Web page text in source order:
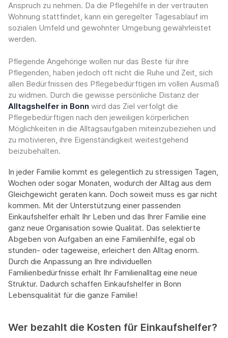
Anspruch zu nehmen. Da die Pflegehilfe in der vertrauten
Wohnung stattfindet, kann ein geregelter Tagesablauf im
sozialen Umfeld und gewohnter Umgebung gewährleistet
werden.
Pflegende Angehörige wollen nur das Beste für ihre
Pflegenden, haben jedoch oft nicht die Ruhe und Zeit, sich
allen Bedürfnissen des Pflegebedürftigen im vollen Ausmaß
zu widmen. Durch die gewisse persönliche Distanz der
Alltagshelfer in Bonn wird das Ziel verfolgt die
Pflegebedürftigen nach den jeweiligen körperlichen
Möglichkeiten in die Alltagsaufgaben miteinzubeziehen und
zu motivieren, ihre Eigenständigkeit weitestgehend
beizubehalten.
In jeder Familie kommt es gelegentlich zu stressigen Tagen,
Wochen oder sogar Monaten, wodurch der Alltag aus dem
Gleichgewicht geraten kann. Doch soweit muss es gar nicht
kommen. Mit der Unterstützung einer passenden
Einkaufshelfer erhält Ihr Leben und das Ihrer Familie eine
ganz neue Organisation sowie Qualität. Das selektierte
Abgeben von Aufgaben an eine Familienhilfe, egal ob
stunden- oder tageweise, erleichert den Alltag enorm.
Durch die Anpassung an Ihre individuellen
Familienbedürfnisse erhält Ihr Familienalltag eine neue
Struktur. Dadurch schaffen Einkaufshelfer in Bonn
Lebensqualität für die ganze Familie!
Wer bezahlt die Kosten für Einkaufshelfer?